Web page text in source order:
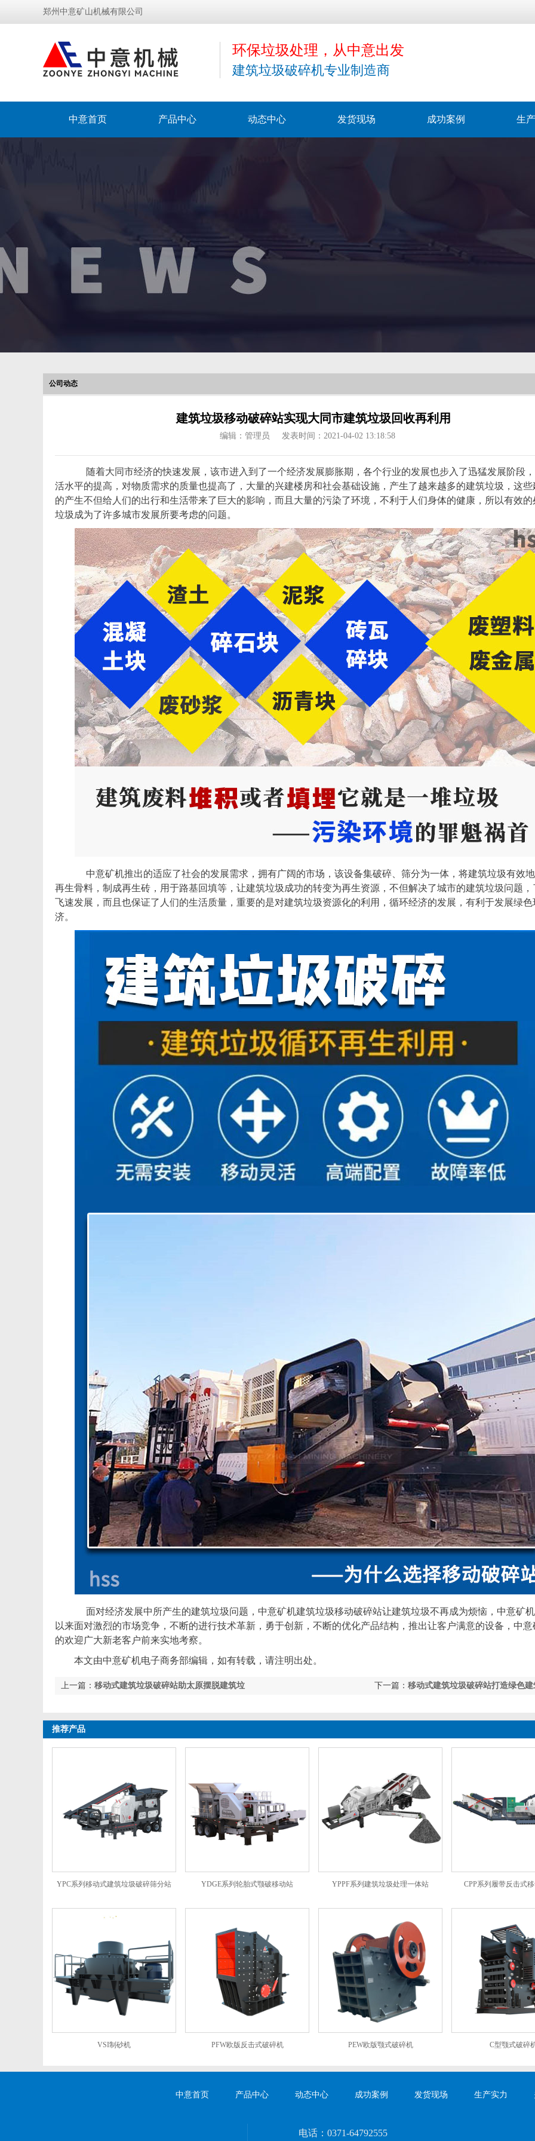
郑州中意矿山机械有限公司
环保垃圾处理，从中意出发
建筑垃圾破碎机专业制造商
中意首页 产品中心 动态中心 发货现场 成功案例 生
公司动态
建筑垃圾移动破碎站实现大同市建筑垃圾回收再利用
编辑：管理员 发表时间：2021-04-02 13:18:58
随着大同市经济的快速发展，该市进入到了一个经济发展膨胀期，各个行业的发展也步入了迅猛发展阶段
活水平的提高，对物质需求的质量也提高了，大量的兴建楼房和社会基础设施，产生了越来越多的建筑垃圾，这些
的产生不但给人们的出行和生活带来了巨大的影响，而且大量的污染了环境，不利于人们身体的健康，所以有效
垃圾成为了许多城市发展所要考虑的问题。
中意矿机推出的适应了社会的发展需求，拥有广阔的市场，该设备集破碎、筛分为一体，将建筑垃圾有效
再生骨料，制成再生砖，用于路基回填等，让建筑垃圾成功的转变为再生资源，不但解决了城市的建筑垃圾问题，
飞速发展，而且也保证了人们的生活质量，重要的是对建筑垃圾资源化的利用，循环经济的发展，有利于发展绿色
济。
面对经济发展中所产生的建筑垃圾问题，中意矿机建筑垃圾移动破碎站让建筑垃圾不再成为烦恼，中意矿
以来面对激烈的市场竞争，不断的进行技术革新，勇于创新，不断的优化产品结构，推出让客户满意的设备，中
的欢迎广大新老客户前来实地考察。
本文由中意矿机电子商务部编辑，如有转载，请注明出处。
下一篇： 移动式建筑垃圾破碎站打造绿色
上一篇： 移动式建筑垃圾破碎站助太原摆脱建筑垃
推荐产品
YPC系列移动式建筑垃圾破碎筛分站 YDGE系列轮胎式颚破移动站 YPPF系列建筑垃圾处理一体站 CPP系列履带反击式
VSI制砂机 PFW欧版反击式破碎机 PEW欧版颚式破碎机 C型颚式破碎
中意首页 产品中心 动态中心 成功案例 发货现场 生产实力
电话： 0371-64792555